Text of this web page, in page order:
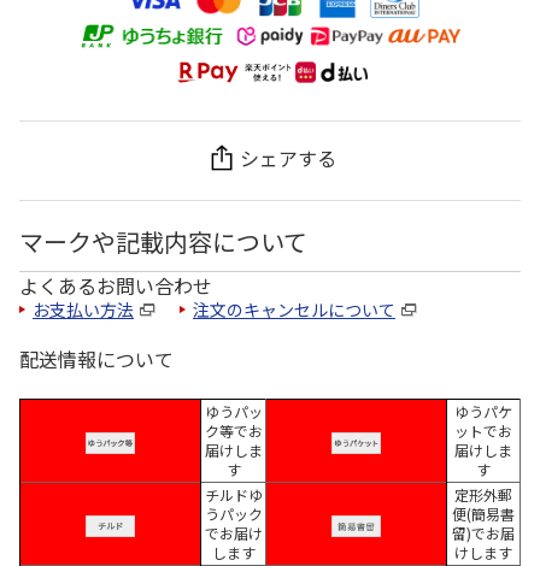
シェアする
マークや記載内容について
よくあるお問い合わせ
お支払い方法 注文のキャンセルについて
配送情報について
ゆうパッ
ク等でお
届けしま
す
ゆうパケ
ットでお
届けしま
す
チルドゆ
うパック
でお届け
します
定形外郵
便(簡易書
留)でお届
けします